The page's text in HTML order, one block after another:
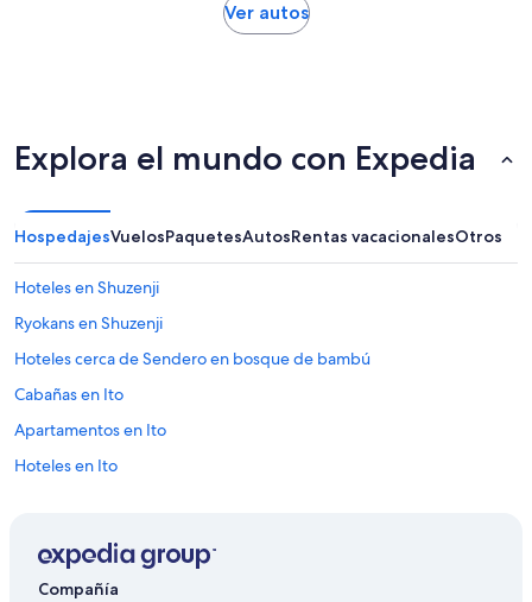
Ver autos
Explora el mundo con Expedia
HospedajesVuelosPaquetesAutosRentas vacacionalesOtros
Hoteles en Shuzenji
Ryokans en Shuzenji
Hoteles cerca de Sendero en bosque de bambú
Cabañas en Ito
Apartamentos en Ito
Hoteles en Ito
Hoteles Cápsula en Fuji
Compañía